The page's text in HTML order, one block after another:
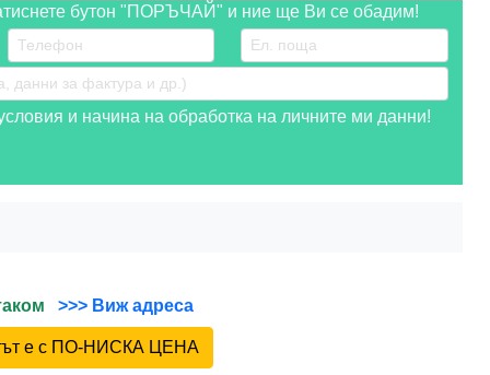
бутон "ПОРЪЧАЙ" и ние ще Ви се обадим!
и начина на обработка на личните ми данни!
>>> Виж адреса
е с ПО-НИСКА ЦЕНА